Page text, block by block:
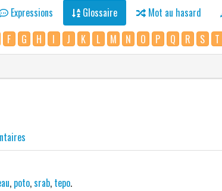
Expressions Glossaire Mot au hasard
F G H I J K L M N O P Q R S T
, poto,srab, tepo.